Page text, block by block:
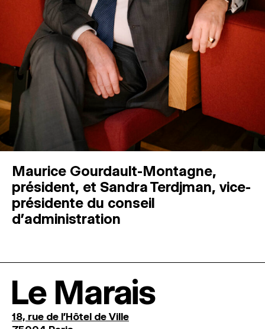
Maurice Gourdault-Montagne,
président, et Sandra Terdjman, vice-
présidente du conseil
d’administration
Le Marais
18, rue de l'Hôtel de Ville